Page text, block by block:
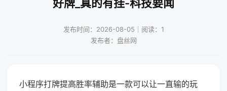
好牌_真的有挂-科技要闻
发布时间：2026-08-05｜阅读：1
发布者：盘丝网
小程序打牌提高胜率辅助是一款可以让一直输的玩